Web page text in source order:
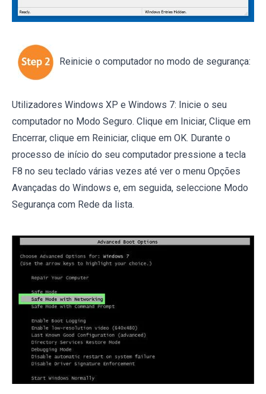
Reinicie o computador no modo de segurança:
Utilizadores Windows XP e Windows 7: Inicie o seu
computador no Modo Seguro. Clique em Iniciar, Clique em
Encerrar, clique em Reiniciar, clique em OK. Durante o
processo de início do seu computador pressione a tecla
F8 no seu teclado várias vezes até ver o menu Opções
Avançadas do Windows e, em seguida, seleccione Modo
Segurança com Rede da lista.